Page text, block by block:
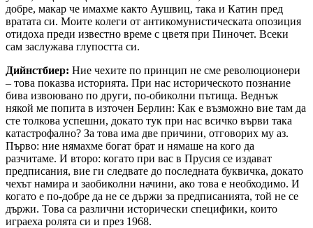
добре, макар че имахме както Аушвиц, така и Катин пред
вратата си. Моите колеги от антикомунистическата опозиция
отидоха преди известно време с цветя при Пиночет. Всеки
сам заслужава глупостта си.
Дийнстбиер: Ние чехите по принцип не сме революционери
– това показва историята. При нас историческото познание
бива извоювано по други, по-обиколни пътища. Веднъж
някой ме попита в източен Берлин: Как е възможно вие там да
сте толкова успешни, докато тук при нас всичко върви така
катастрофално? За това има две причини, отговорих му аз.
Първо: ние нямахме богат брат и нямаше на кого да
разчитаме. И второ: когато при вас в Прусия се издават
предписания, вие ги следвате до последната буквичка, докато
чехът намира и заобиколни начини, ако това е необходимо. И
когато е по-добре да не се държи за предписанията, той не се
държи. Това са различни исторически специфики, които
играеха ролята си и през 1968.